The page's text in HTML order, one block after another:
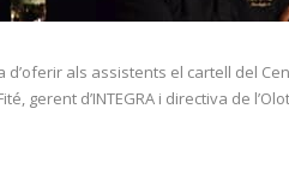
d’oferir als assistents el cartell del
gerent d’INTEGRA i directiva de